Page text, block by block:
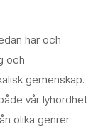
har och
och
gemenskap.
vår lyhördhet
olika genrer